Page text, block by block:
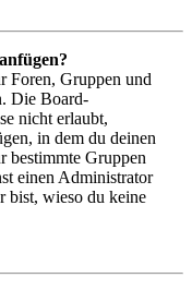
Foren, Gruppen und
Die Board-
nicht erlaubt,
in dem du deinen
bestimmte Gruppen
einen Administrator
bist, wieso du keine